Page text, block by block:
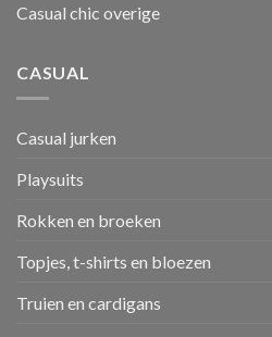
Casual chic overige
CASUAL
Casual jurken
Playsuits
Rokken en broeken
Topjes, t-shirts en bloezen
Truien en cardigans